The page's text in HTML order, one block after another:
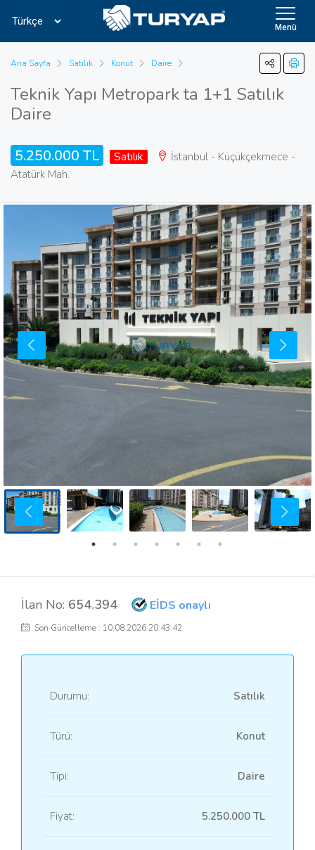
Menü
Ana Sayfa Satılık Konut Daire
Teknik Yapı Metropark ta 1+1 Satılık
Daire
5.250.000 TL Satılık
İstanbul - Küçükçekmece -
Atatürk Mah.
İlan No: 654.394 EİDS onaylı
Son Güncelleme : 10.08.2026 20:43:42
Durumu: Satılık
Türü: Konut
Tipi: Daire
Fiyat: 5.250.000 TL